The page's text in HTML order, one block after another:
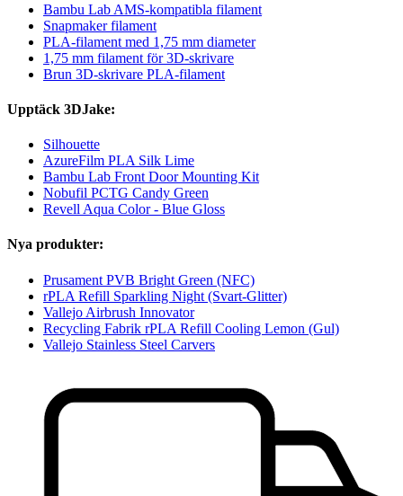
Bambu Lab AMS-kompatibla filament
Snapmaker filament
PLA-filament med 1,75 mm diameter
1,75 mm filament för 3D-skrivare
Brun 3D-skrivare PLA-filament
Upptäck 3DJake:
Silhouette
AzureFilm PLA Silk Lime
Bambu Lab Front Door Mounting Kit
Nobufil PCTG Candy Green
Revell Aqua Color - Blue Gloss
Nya produkter:
Prusament PVB Bright Green (NFC)
rPLA Refill Sparkling Night (Svart-Glitter)
Vallejo Airbrush Innovator
Recycling Fabrik rPLA Refill Cooling Lemon (Gul)
Vallejo Stainless Steel Carvers